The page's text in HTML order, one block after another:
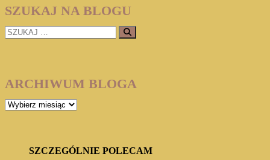
ZASNĘŁAŚ”
SZUKAJ NA BLOGU
SZUKAJ
…
ARCHIWUM BLOGA
ARCHIWUM
SZCZEGÓLNIE POLECAM